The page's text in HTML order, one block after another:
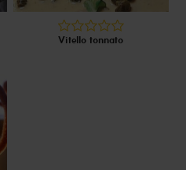
Vitello tonnato